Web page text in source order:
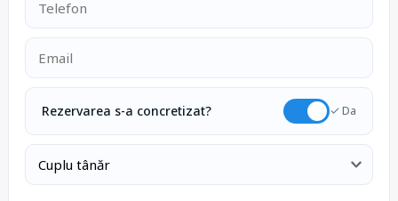
Rezervarea s-a concretizat? ✓ Da